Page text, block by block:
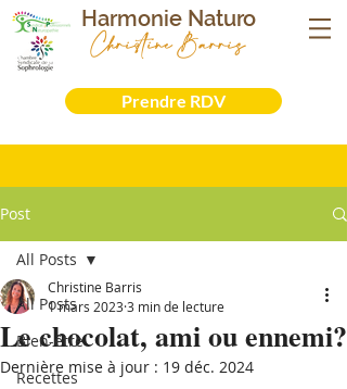
Sophrologue- Naturopathe - Iridologue -
Formatrice
Harmonie Naturo
Christine Barris
Prendre RDV
Post
All Posts
Bien-être
Recettes
All Posts
Le chocolat, ami ou ennemi?
Christine Barris
1 mars 20233 min de lecture
Dernière mise à jour : 19 déc. 2024